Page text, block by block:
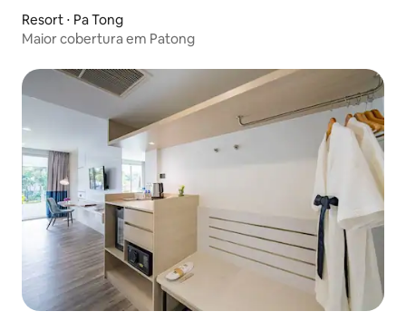
Resort ⋅ Pa Tong
Maior cobertura em Patong